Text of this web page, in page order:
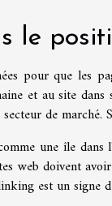
le
pour que les
et au site
de marché.
une île
web doivent
est un signe